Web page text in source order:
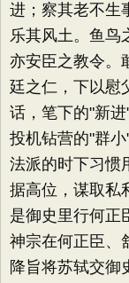
进；察其老不生
乐其风土。鱼鸟
亦安臣之教令。
廷之仁，下以慰
话，笔下的"新
投机钻营的"群
法派的时下习惯
据高位，谋取私
是御史里行何正
神宗在何正臣、
降旨将苏轼交御